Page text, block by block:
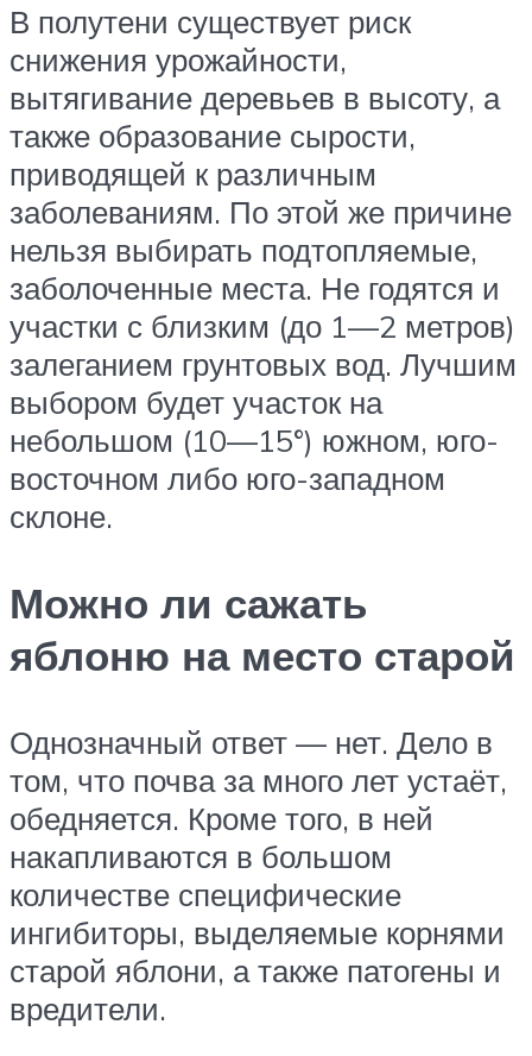
В полутени существует риск
снижения урожайности,
вытягивание деревьев в высоту, а
также образование сырости,
приводящей к различным
заболеваниям. По этой же причине
нельзя выбирать подтопляемые,
заболоченные места. Не годятся и
участки с близким (до 1—2 метров)
залеганием грунтовых вод. Лучшим
выбором будет участок на
небольшом (10—15°) южном, юго-
восточном либо юго-западном
склоне.
Можно ли сажать
яблоню на место старой
Однозначный ответ — нет. Дело в
том, что почва за много лет устаёт,
обедняется. Кроме того, в ней
накапливаются в большом
количестве специфические
ингибиторы, выделяемые корнями
старой яблони, а также патогены и
вредители.